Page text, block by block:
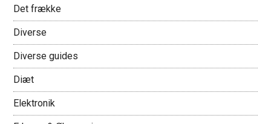
Det frække
Diverse
Diverse guides
Diæt
Elektronik